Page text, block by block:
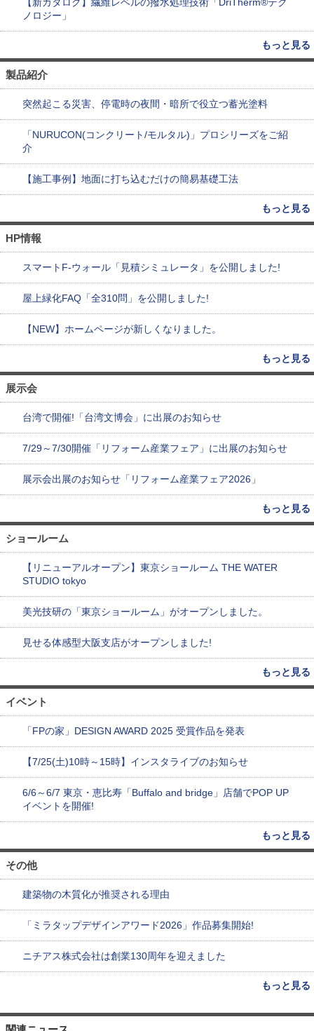
ノロジー」
もっと見る
製品紹介
突然起こる災害、停電時の夜間・暗所で役立つ蓄光塗料
「NURUCON(コンクリート/モルタル)」プロシリーズをご紹
介
【施工事例】地面に打ち込むだけの簡易基礎工法
もっと見る
HP情報
スマートF-ウォール「見積シミュレータ」を公開しました!
屋上緑化FAQ「全310問」を公開しました!
【NEW】ホームページが新しくなりました。
もっと見る
展示会
台湾で開催!「台湾文博会」に出展のお知らせ
7/29～7/30開催「リフォーム産業フェア」に出展のお知らせ
展示会出展のお知らせ「リフォーム産業フェア2026」
もっと見る
ショールーム
【リニューアルオープン】東京ショールーム THE WATER
STUDIO tokyo
美光技研の「東京ショールーム」がオープンしました。
見せる体感型大阪支店がオープンしました!
もっと見る
イベント
「FPの家」DESIGN AWARD 2025 受賞作品を発表
【7/25(土)10時～15時】インスタライブのお知らせ
6/6～6/7 東京・恵比寿「Buffalo and bridge」店舗でPOP UP
イベントを開催!
もっと見る
その他
建築物の木質化が推奨される理由
「ミラタップデザインアワード2026」作品募集開始!
ニチアス株式会社は創業130周年を迎えました
もっと見る